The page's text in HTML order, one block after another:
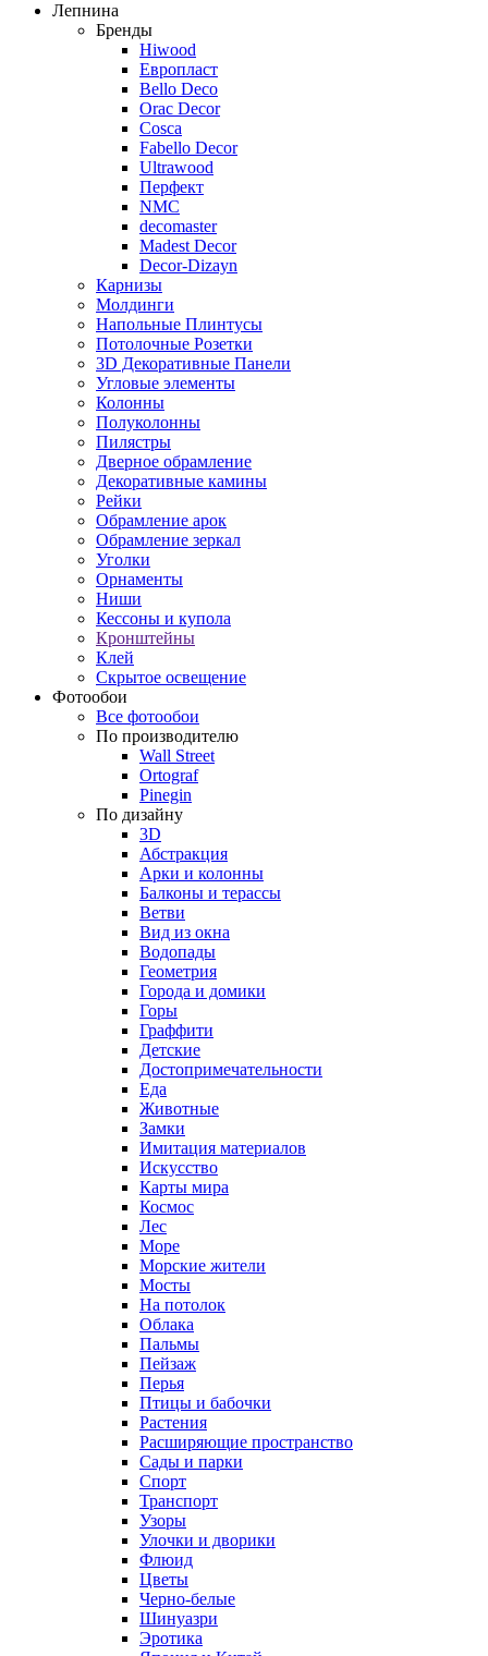
Лепнина
Бренды
Hiwood
Европласт
Bello Deco
Orac Decor
Cosca
Fabello Decor
Ultrawood
Перфект
NMC
decomaster
Madest Decor
Decor-Dizayn
Карнизы
Молдинги
Напольные Плинтусы
Потолочные Розетки
3D Декоративные Панели
Угловые элементы
Колонны
Полуколонны
Пилястры
Дверное обрамление
Декоративные камины
Рейки
Обрамление арок
Обрамление зеркал
Уголки
Орнаменты
Ниши
Кессоны и купола
Кронштейны
Клей
Скрытое освещение
Фотообои
Все фотообои
По производителю
Wall Street
Ortograf
Pinegin
По дизайну
3D
Абстракция
Арки и колонны
Балконы и терассы
Ветви
Вид из окна
Водопады
Геометрия
Города и домики
Горы
Граффити
Детские
Достопримечательности
Еда
Животные
Замки
Имитация материалов
Искусство
Карты мира
Космос
Лес
Море
Морские жители
Мосты
На потолок
Облака
Пальмы
Пейзаж
Перья
Птицы и бабочки
Растения
Расширяющие пространство
Сады и парки
Спорт
Транспорт
Узоры
Улочки и дворики
Флюид
Цветы
Черно-белые
Шинуазри
Эротика